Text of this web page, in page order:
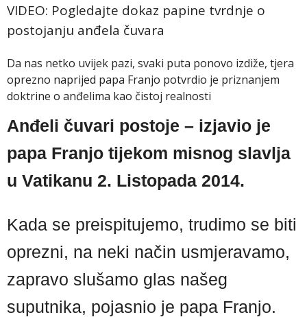
VIDEO: Pogledajte dokaz papine tvrdnje o
postojanju anđela čuvara
Da nas netko uvijek pazi, svaki puta ponovo izdiže, tjera
oprezno naprijed papa Franjo potvrdio je priznanjem
doktrine o anđelima kao čistoj realnosti
Anđeli čuvari postoje – izjavio je
papa Franjo tijekom misnog slavlja
u Vatikanu 2. Listopada 2014.
Kada se preispitujemo, trudimo se biti
oprezni, na neki način usmjeravamo,
zapravo slušamo glas našeg
suputnika, pojasnio je papa Franjo.